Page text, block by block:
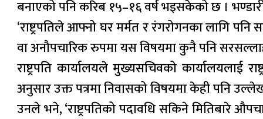
बनाएको पनि करिब १५–१६ वर्ष भइसकेको छ ।
‘राष्ट्रपतिले आफ्नो घर मर्मत र रंगरोगनका लागि
वा अनौपचारिक रुपमा यस विषयमा कुनै पनि
राष्ट्रपति कार्यालयले मुख्यसचिवको कार्यालयलाई
अनुसार उक्त पत्रमा निवासको विषयमा केही पनि
उनले भने, ‘राष्ट्रपतिको पदावधि सकिने मितिबारे